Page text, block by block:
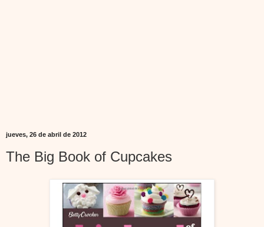
jueves, 26 de abril de 2012
The Big Book of Cupcakes